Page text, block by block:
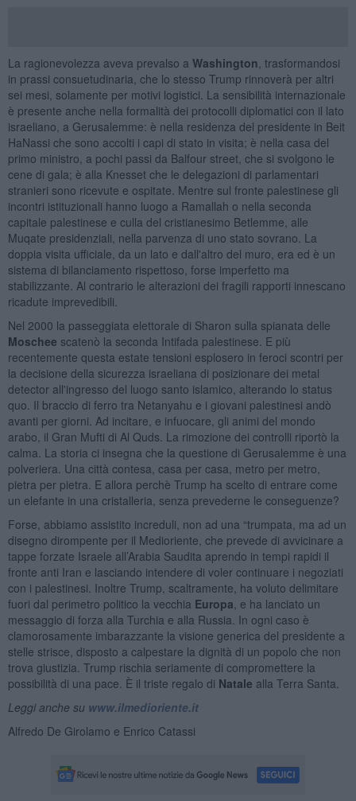
La ragionevolezza aveva prevalso a Washington , trasformandosi
in prassi consuetudinaria, che lo stesso Trump rinnoverà per altri
sei mesi, solamente per motivi logistici. La sensibilità internazionale
è presente anche nella formalità dei protocolli diplomatici con il lato
israeliano, a Gerusalemme: è nella residenza del presidente in Beit
HaNassi che sono accolti i capi di stato in visita; è nella casa del
primo ministro, a pochi passi da Balfour street, che si svolgono le
cene di gala; è alla Knesset che le delegazioni di parlamentari
stranieri sono ricevute e ospitate. Mentre sul fronte palestinese gli
incontri istituzionali hanno luogo a Ramallah o nella seconda
capitale palestinese e culla del cristianesimo Betlemme, alle
Muqate presidenziali, nella parvenza di uno stato sovrano. La
doppia visita ufficiale, da un lato e dall'altro del muro, era ed è un
sistema di bilanciamento rispettoso, forse imperfetto ma
stabilizzante. Al contrario le alterazioni dei fragili rapporti innescano
ricadute imprevedibili.
Nel 2000 la passeggiata elettorale di Sharon sulla spianata delle
Moschee scatenò la seconda Intifada palestinese. E più
recentemente questa estate tensioni esplosero in feroci scontri per
la decisione della sicurezza israeliana di posizionare dei metal
detector all'ingresso del luogo santo islamico, alterando lo status
quo. Il braccio di ferro tra Netanyahu e i giovani palestinesi andò
avanti per giorni. Ad incitare, e infuocare, gli animi del mondo
arabo, il Gran Mufti di Al Quds. La rimozione dei controlli riportò la
calma. La storia ci insegna che la questione di Gerusalemme è una
polveriera. Una città contesa, casa per casa, metro per metro,
pietra per pietra. E allora perchè Trump ha scelto di entrare come
un elefante in una cristalleria, senza prevederne le conseguenze?
Forse, abbiamo assistito increduli, non ad una “trumpata, ma ad un
disegno dirompente per il Medioriente, che prevede di avvicinare a
tappe forzate Israele all’Arabia Saudita aprendo in tempi rapidi il
fronte anti Iran e lasciando intendere di voler continuare i negoziati
con i palestinesi. Inoltre Trump, scaltramente, ha voluto delimitare
fuori dal perimetro politico la vecchia Europa , e ha lanciato un
messaggio di forza alla Turchia e alla Russia. In ogni caso è
clamorosamente imbarazzante la visione generica del presidente a
stelle strisce, disposto a calpestare la dignità di un popolo che non
trova giustizia. Trump rischia seriamente di compromettere la
possibilità di una pace. È il triste regalo di Natale alla Terra Santa.
Leggi anche su www.ilmedioriente.it
Alfredo De Girolamo e Enrico Catassi